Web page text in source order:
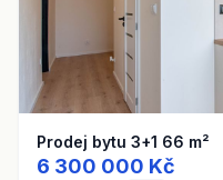
Prodej bytu 3+1 66 m²
6 300 000 Kč